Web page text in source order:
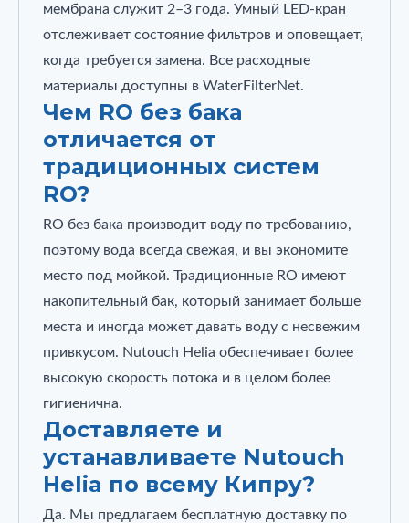
мембрана служит 2–3 года. Умный LED‑кран
отслеживает состояние фильтров и оповещает,
когда требуется замена. Все расходные
материалы доступны в WaterFilterNet.
Чем RO без бака
отличается от
традиционных систем
RO?
RO без бака производит воду по требованию,
поэтому вода всегда свежая, и вы экономите
место под мойкой. Традиционные RO имеют
накопительный бак, который занимает больше
места и иногда может давать воду с несвежим
привкусом. Nutouch Helia обеспечивает более
высокую скорость потока и в целом более
гигиенична.
Доставляете и
устанавливаете Nutouch
Helia по всему Кипру?
Да. Мы предлагаем бесплатную доставку по